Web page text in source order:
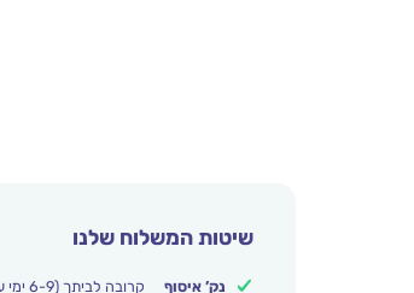
שיטות המשלוח שלנו
נק’ איסוף קרובה לביתך (6-9 ימי עסקים) – 16 ₪. הזמנות מעל 250 ₪ משלוח חינם.